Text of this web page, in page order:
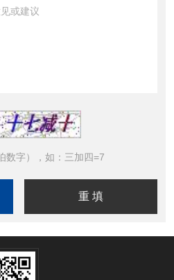
数字），如：三加四=7